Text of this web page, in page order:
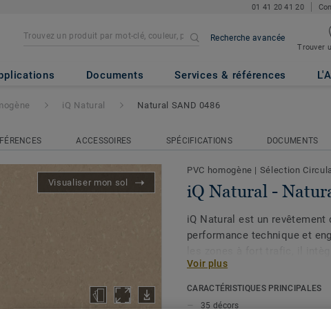
01 41 20 41 20
Recherche avancée
Trouver
Documents Services & références
- Natural SAND 0486
iQ Natural Natural SAND 0486
ACCESSOIRES SPÉCIFICATIONS DOCUMENTS
Visualiser mon sol
PVC homogène | Sélection
iQ Natural -
iQ Natural est un
performance technique et
biosourcées et offre une
temps. Son design, inspiré
motifs exclusifs « Natural
Voir plus
CARACTÉRISTIQUES PRINCIPALES
35 décors